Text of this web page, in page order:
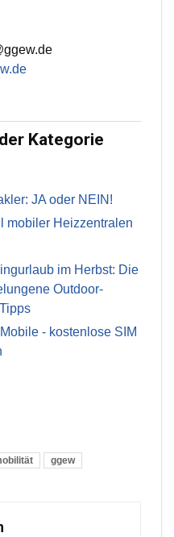
Kategorie
JA oder NEIN!
mobiler Heizzentralen
im Herbst: Die
Outdoor-
- kostenlose SIM
ggew